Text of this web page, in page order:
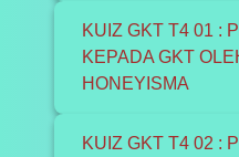
KUIZ GKT T4 01 :
KEPADA GKT
HONEYISMA
KUIZ GKT T4 02 :